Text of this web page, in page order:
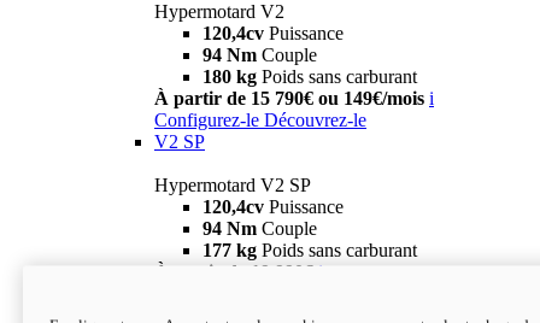
Hypermotard V2
120,4cv Puissance
94 Nm Couple
180 kg Poids sans carburant
À partir de 15 790€ ou 149€/mois i
Configurez-le Découvrez-le
V2 SP
Hypermotard V2 SP
120,4cv Puissance
94 Nm Couple
177 kg Poids sans carburant
À partir de 19 990€ i
new
V2 SP 100